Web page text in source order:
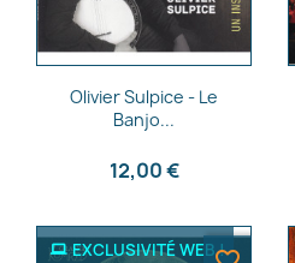
Aperçu rapide
Olivier Sulpice - Le
Banjo...
12,00 €
EXCLUSIVITÉ WEB !